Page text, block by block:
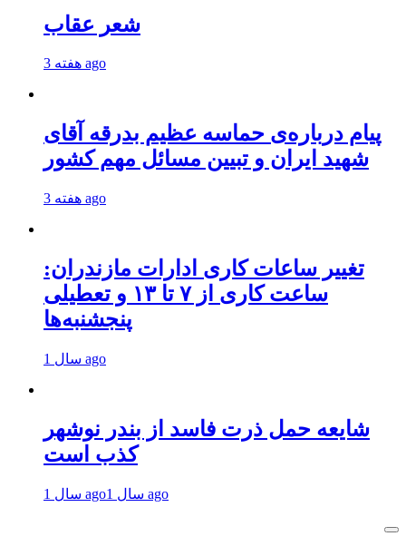
شعر عقاب
3 هفته ago
پیام درباره‌ی حماسه عظیم بدرقه آقای
شهید ایران و تبیین مسائل مهم کشور
3 هفته ago
تغییر ساعات کاری ادارات مازندران:
ساعت کاری از ۷ تا ۱۳ و تعطیلی
پنجشنبه‌ها
1 سال ago
شایعه حمل ذرت فاسد از بندر نوشهر
کذب است
1 سال ago 1 سال ago